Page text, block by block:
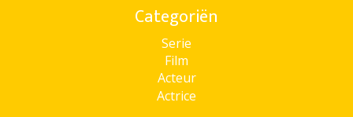
Categoriën
Serie
Film
Acteur
Actrice